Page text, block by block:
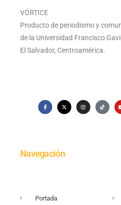
VÓRTICE
Producto de periodismo y
de la Universidad Francisco
El Salvador, Centroamérica.
Navegación
Portada